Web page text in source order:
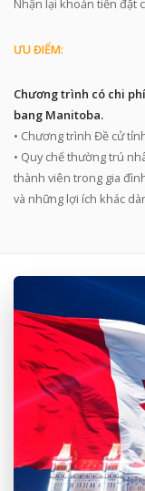
Nhận lại khoản tiền đặt
ƯU ĐIỂM:
Chương trình có chi
bang Manitoba.
• Chương trình Đề cử
• Quy chế thường trú
thành viên trong gia
và những lợi ích khác